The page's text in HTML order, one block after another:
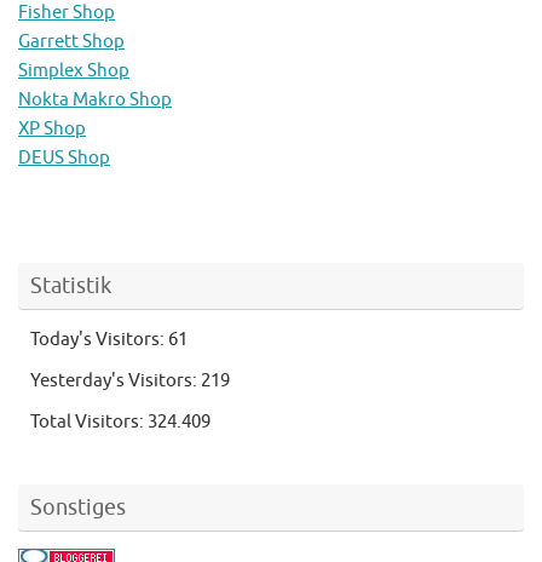
Fisher Shop
Garrett Shop
Simplex Shop
Nokta Makro Shop
XP Shop
DEUS Shop
Statistik
Today's Visitors: 61
Yesterday's Visitors: 219
Total Visitors: 324.409
Sonstiges